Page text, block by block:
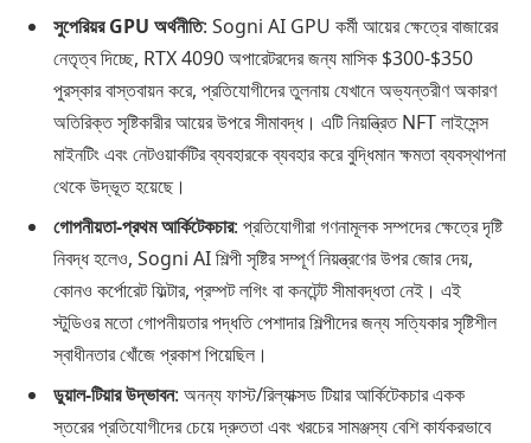
সুপেরিয়র GPU অর্থনীতি: Sogni AI GPU কর্মী আয়ের ক্ষেত্রে বাজারের
নেতৃত্ব দিচ্ছে, RTX 4090 অপারেটরদের জন্য মাসিক $300-$350
পুরস্কার বাস্তবায়ন করে, প্রতিযোগীদের তুলনায় যেখানে অভ্যন্তরীণ অকারণ
অতিরিক্ত সৃষ্টিকারীর আয়ের উপরে সীমাবদ্ধ। এটি নিয়ন্ত্রিত NFT লাইসেন্স
মাইনটিং এবং নেটওয়ার্কটির ব্যবহারকে ব্যবহার করে বুদ্ধিমান ক্ষমতা ব্যবস্থাপনা
থেকে উদ্ভূত হয়েছে।
গোপনীয়তা-প্রথম আর্কিটেকচার: প্রতিযোগীরা গণনামূলক সম্পদের ক্ষেত্রে দৃষ্টি
নিবদ্ধ হলেও, Sogni AI শিল্পী সৃষ্টির সম্পূর্ণ নিয়ন্ত্রণের উপর জোর দেয়,
কোনও কর্পোরেট ফিল্টার, প্রম্পট লগিং বা কনটেন্ট সীমাবদ্ধতা নেই। এই
স্টুডিওর মতো গোপনীয়তার পদ্ধতি পেশাদার শিল্পীদের জন্য সত্যিকার সৃষ্টিশীল
স্বাধীনতার খোঁজে প্রকাশ পিয়েছিল।
ডুয়াল-টিয়ার উদ্ভাবন: অনন্য ফাস্ট/রিল্যাক্সড টিয়ার আর্কিটেকচার একক
স্তরের প্রতিযোগীদের চেয়ে দ্রুততা এবং খরচের সামঞ্জস্য বেশি কার্যকরভাবে